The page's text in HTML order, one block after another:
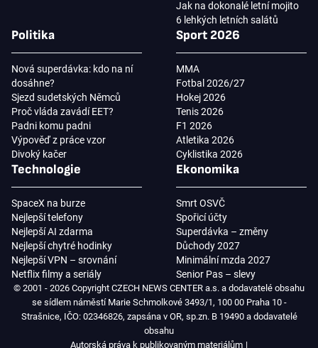
Jak na dokonalé letní mojito
6 lehkých letních salátů
Politika
Nová superdávka: kdo na ní
dosáhne?
Sjezd sudetských Němců
Proč vláda zavádí EET?
Padni komu padni
Výpověď z práce vzor
Divoký kačer
Sport 2026
MMA
Fotbal 2026/27
Hokej 2026
Tenis 2026
F1 2026
Atletika 2026
Cyklistika 2026
Technologie
SpaceX na burze
Nejlepší telefony
Nejlepší AI zdarma
Nejlepší chytré hodinky
Nejlepší VPN – srovnání
Netflix filmy a seriály
Ekonomika
Smrt OSVČ
Spořicí účty
Superdávka – změny
Důchody 2027
Minimální mzda 2027
Senior Pas – slevy
© 2001 - 2026 Copyright CZECH NEWS CENTER a.s. a dodavatelé obsahu
se sídlem náměstí Marie Schmolkové 3493/1, 100 00 Praha 10 -
Strašnice, IČO: 02346826, zapsána v OR, sp.zn. B 19490 a dodavatelé
obsahu
Autorská práva k publikovaným materiálům